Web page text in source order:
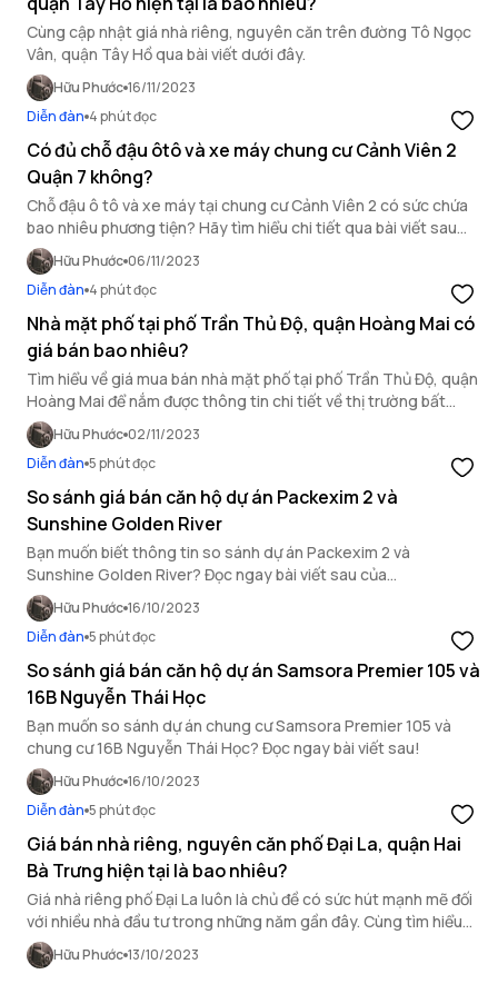
Cùng cập nhật giá nhà riêng, nguyên căn trên đường Tô Ngọc
Vân, quận Tây Hồ qua bài viết dưới đây.
Hữu Phước 16/11/2023
Diễn đàn 4 phút đọc
Có đủ chỗ đậu ôtô và xe máy chung cư Cảnh Viên 2
Quận 7 không?
Chỗ đậu ô tô và xe máy tại chung cư Cảnh Viên 2 có sức chứa
bao nhiêu phương tiện? Hãy tìm hiểu chi tiết qua bài viết sau
đây của OneHousing.
Hữu Phước 06/11/2023
Diễn đàn 4 phút đọc
Nhà mặt phố tại phố Trần Thủ Độ, quận Hoàng Mai có
giá bán bao nhiêu?
Tìm hiểu về giá mua bán nhà mặt phố tại phố Trần Thủ Độ, quận
Hoàng Mai để nắm được thông tin chi tiết về thị trường bất
động sản tại khu vực này.
Hữu Phước 02/11/2023
Diễn đàn 5 phút đọc
So sánh giá bán căn hộ dự án Packexim 2 và
Sunshine Golden River
Bạn muốn biết thông tin so sánh dự án Packexim 2 và
Sunshine Golden River? Đọc ngay bài viết sau của
OneHousing!
Hữu Phước 16/10/2023
Diễn đàn 5 phút đọc
So sánh giá bán căn hộ dự án Samsora Premier 105 và
16B Nguyễn Thái Học
Bạn muốn so sánh dự án chung cư Samsora Premier 105 và
chung cư 16B Nguyễn Thái Học? Đọc ngay bài viết sau!
Hữu Phước 16/10/2023
Diễn đàn 5 phút đọc
Giá bán nhà riêng, nguyên căn phố Đại La, quận Hai
Bà Trưng hiện tại là bao nhiêu?
Giá nhà riêng phố Đại La luôn là chủ đề có sức hút mạnh mẽ đối
với nhiều nhà đầu tư trong những năm gần đây. Cùng tìm hiểu
thị trường bất động sản quận Hai Bà Trưng qua bài viết sau của
OneHousing!
Hữu Phước 13/10/2023